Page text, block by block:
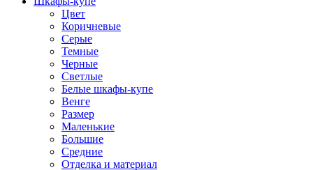
Цвет
Коричневые
Серые
Темные
Черные
Светлые
Белые шкафы-купе
Венге
Размер
Маленькие
Большие
Средние
Отделка и материал